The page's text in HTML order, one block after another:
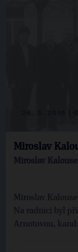
Miroslav
Miroslav
Miroslav
Na radnici byl
Arnotovou,